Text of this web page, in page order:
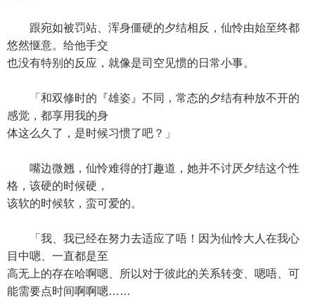
跟宛如被罚站、浑身僵硬的夕结相反，仙怜由始至终都
悠然惬意。给他手交
也没有特别的反应，就像是司空见惯的日常小事。
「和双修时的『雄姿』不同，常态的夕结有种放不开的
感觉，都享用我的身
体这么久了，是时候习惯了吧？」
嘴边微翘，仙怜难得的打趣道，她并不讨厌夕结这个性
格，该硬的时候硬，
该软的时候软，蛮可爱的。
「我、我已经在努力去适应了唔！因为仙怜大人在我心
目中嗯、一直都是至
高无上的存在哈啊嗯、所以对于彼此的关系转变、嗯唔、可
能需要点时间啊啊嗯……